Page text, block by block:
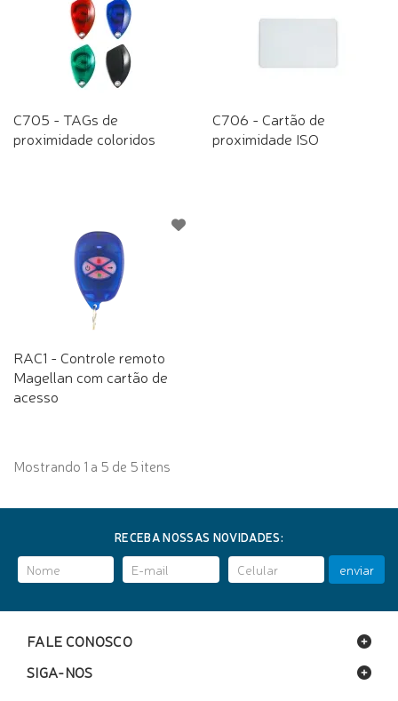
C705 - TAGs de
proximidade coloridos
C706 - Cartão de
proximidade ISO
RAC1 - Controle remoto
Magellan com cartão de
acesso
Mostrando 1 a 5 de 5 itens
RECEBA NOSSAS NOVIDADES:
enviar
FALE CONOSCO
SIGA-NOS